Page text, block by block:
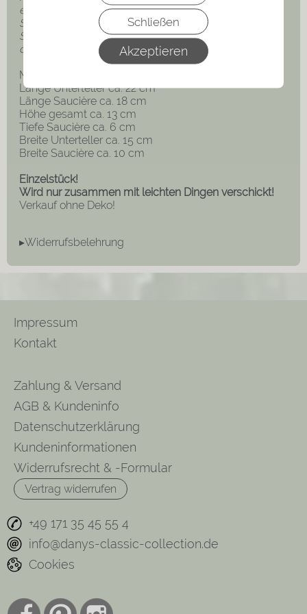
Schließen
Akzeptieren
ein sehr reicher Mann mit hohem Ansehen. Seine
Sphinx-Keramik von 1899-1969 ist heute unter
Sammlern sehr begehrt! Die Sphinx wird seit 1879 in
der Bodenmarke verwendet.
Maße:
Länge Unterteller ca. 22 cm
Länge Saucière ca. 18 cm
Höhe gesamt ca. 13 cm
Tiefe Saucière ca. 6 cm
Breite Unterteller ca. 15 cm
Breite Saucière ca. 10 cm
Einzelstück!
Wird nur zusammen mit leichten Dingen verschickt!
Verkauf ohne Deko!
▸Widerrufsbelehrung
Impressum
Kontakt
Zahlung & Versand
AGB & Kundeninfo
Datenschutzerklärung
Kundeninformationen
Widerrufsrecht & -Formular
Vertrag widerrufen
+49 171 35 45 55 4
info@danys-classic-collection.de
Cookies